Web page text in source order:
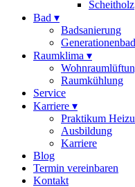
Scheitholz
Bad ▾
Badsanierung
Generationenbad
Raumklima ▾
Raumkühlung
Service
Karriere ▾
Praktikum
Ausbildung
Karriere
Blog
Termin vereinbaren
Kontakt